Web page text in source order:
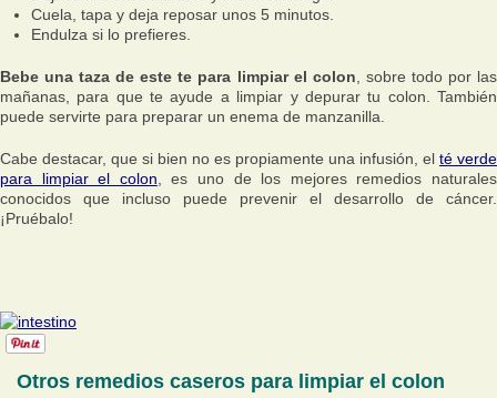
Cuela, tapa y deja reposar unos 5 minutos.
Endulza si lo prefieres.
Bebe una taza de este te para limpiar el colon, sobre todo por las
mañanas, para que te ayude a limpiar y depurar tu colon. También
puede servirte para preparar un enema de manzanilla.
Cabe destacar, que si bien no es propiamente una infusión, el té verde
para limpiar el colon, es uno de los mejores remedios naturales
conocidos que incluso puede prevenir el desarrollo de cáncer.
¡Pruébalo!
Otros remedios caseros para limpiar el colon